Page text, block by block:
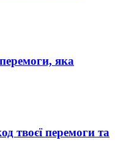
яка
твоєї перемоги та